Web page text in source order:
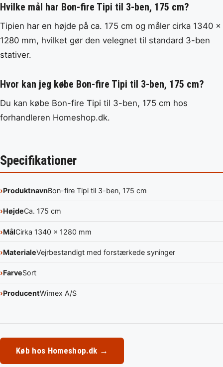
Hvilke mål har Bon-fire Tipi til 3-ben, 175 cm?
Tipien har en højde på ca. 175 cm og måler cirka 1340 x
1280 mm, hvilket gør den velegnet til standard 3-ben
stativer.
Hvor kan jeg købe Bon-fire Tipi til 3-ben, 175 cm?
Du kan købe Bon-fire Tipi til 3-ben, 175 cm hos
forhandleren Homeshop.dk.
Specifikationer
ProduktnavnBon-fire Tipi til 3-ben, 175 cm
HøjdeCa. 175 cm
MålCirka 1340 x 1280 mm
MaterialeVejrbestandigt med forstærkede syninger
FarveSort
ProducentWimex A/S
Køb hos Homeshop.dk →